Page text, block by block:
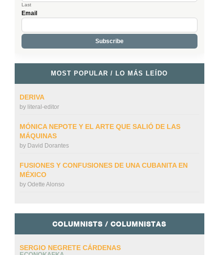
Last
Email
MOST POPULAR / LO MÁS LEÍDO
DERIVA
by literal-editor
MÓNICA NEPOTE Y EL ARTE QUE SALIÓ DE LAS
MÁQUINAS
by David Dorantes
FUSIONES Y CONFUSIONES DE UNA CUBANITA EN
MÉXICO
by Odette Alonso
COLUMNISTS / COLUMNISTAS
SERGIO NEGRETE CÁRDENAS